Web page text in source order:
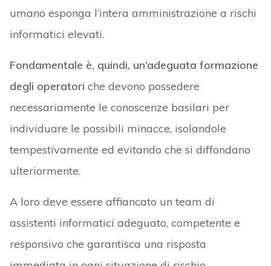
umano esponga l’intera amministrazione a rischi
informatici elevati.
Fondamentale è, quindi, un’adeguata formazione
degli operatori che devono possedere
necessariamente le conoscenze basilari per
individuare le possibili minacce, isolandole
tempestivamente ed evitando che si diffondano
ulteriormente.
A loro deve essere affiancato un team di
assistenti informatici adeguato, competente e
responsivo che garantisca una risposta